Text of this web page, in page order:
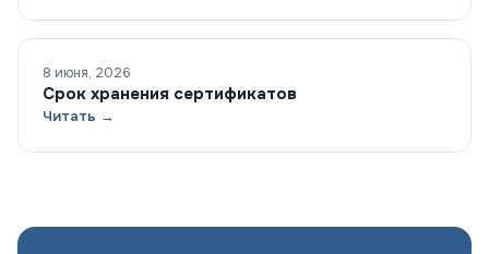
8 июня, 2026
Срок хранения сертификатов
Читать →